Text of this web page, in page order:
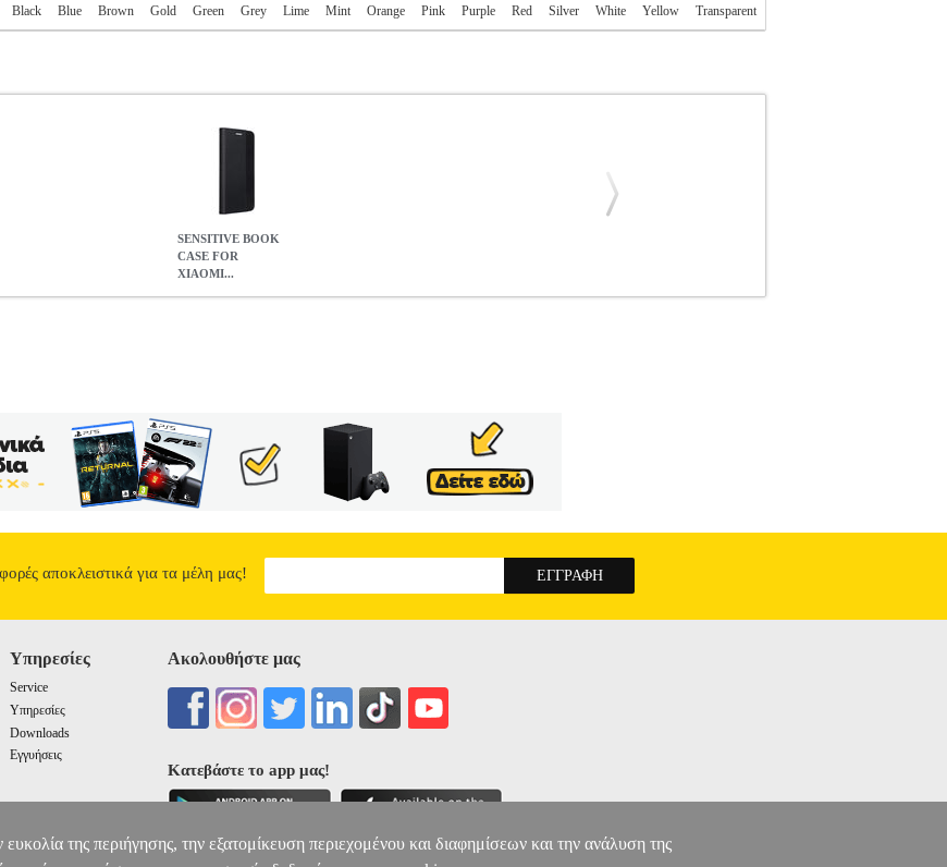
Black Blue Brown Gold Green Grey Lime Mint Orange Pink Purple Red Silver White Yellow Transparent
SENSITIVE BOOK
CASE FOR
XIAOMI...
αποκλειστικά για τα μέλη μας!
Υπηρεσίες
Service
Υπηρεσίες
Downloads
Εγγυήσεις
Ακολουθήστε μας
Κατεβάστε το app μας!
της περιήγησης, την εξατομίκευση περιεχομένου και διαφημίσεων και την ανάλυση της